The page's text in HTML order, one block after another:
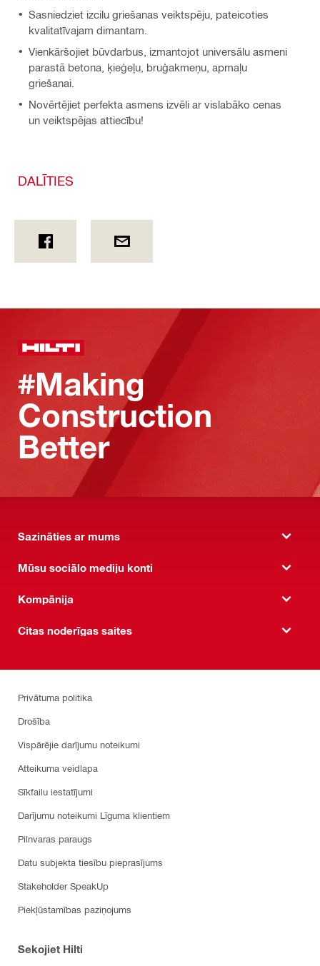
Sasniedziet izcilu griešanas veiktspēju, pateicoties
kvalitatīvajam dimantam.
Vienkāršojiet būvdarbus, izmantojot universālu asmeni
parastā betona, ķieģeļu, bruģakmeņu, apmaļu
griešanai.
Novērtējiet perfekta asmens izvēli ar vislabāko cenas
un veiktspējas attiecību!
DALĪTIES
#Making
Construction
Better
Sazināties ar mums
Mūsu sociālo mediju konti
Kompānija
Citas noderīgas saites
Privātuma politika
Drošība
Vispārējie darījumu noteikumi
Atteikuma veidlapa
Sīkfailu iestatījumi
Darījumu noteikumi Līguma klientiem
Pilnvaras paraugs
Datu subjekta tiesību pieprasījums
Stakeholder SpeakUp
Piekļūstamības paziņojums
Sekojiet Hilti